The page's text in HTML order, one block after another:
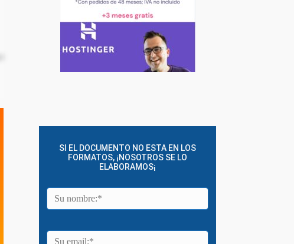
SI EL DOCUMENTO NO ESTA EN LOS
FORMATOS, ¡NOSOTROS SE LO
ELABORAMOS¡